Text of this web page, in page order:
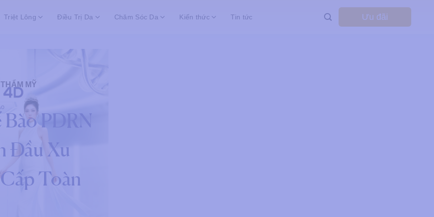
Triệt Lông Điều Trị Da Chăm Sóc Da Kiến thức Tin tức Ưu đãi
MỸ
Bào PDRN
Đầu Xu
Toàn